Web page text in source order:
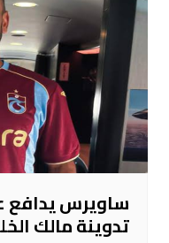
ساويرس يدافع
تدوينة مالك